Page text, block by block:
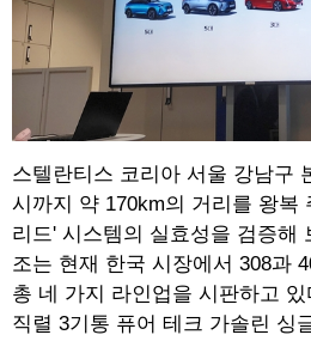
스텔란티스 코리아 서울 강남구
시까지 약 170km의 거리를 왕복
리드' 시스템의 실효성을 검증해
조는 현재 한국 시장에서 308과
총 네 가지 라인업을 시판하고
직렬 3기통 퓨어 테크 가솔린 싱